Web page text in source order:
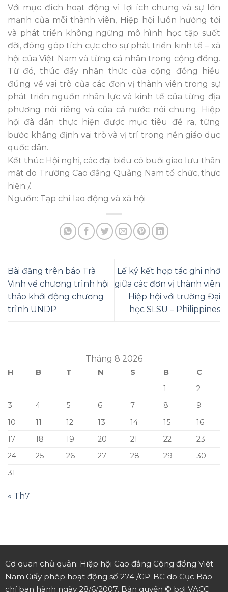
Với mục đích hoạt động vì lợi ích chung và sự lớn
mạnh của mỗi thành viên, Hiệp hội luôn hướng tới
và phát triển không ngừng mô hình học tập suốt
đời, đóng góp tích cực cho sự phát triển kinh tế – xã
hội của Việt Nam và từng cá nhân trong cộng đồng.
Từ đó, thúc đẩy nhận thức của cộng đồng hiểu
đúng về vai trò của các đơn vị thành viên trong sự
phát triển nguồn nhân lực và kinh tế của từng địa
phương nói riêng và của cả nước nói chung. Hiệp
hội đã dần thực hiện được mục tiêu đề ra, từng
bước khẳng định vai trò và vị trí trong nền giáo dục
quốc dân.
Kết thúc Hội nghị, các đại biểu có buổi giao lưu thân
mật do Trường Cao đẳng Quảng Nam tổ chức, thực
hiện./.
Nguồn: Tạp chí lao động và xã hội
Bài đăng trên báo Trà
Vinh về chương trình hội
thảo khởi động chương
trình UNDP
Lế ký kết hợp tác ghi nhớ
giữa các đơn vị thành viên
Hiệp hội với trường Đại
học SLSU – Philippines
Tháng 8 2026
H B T N S B
C
1
2
3
4 5 6 7 8
9
10
11 12 13 14 15
16
17
18 19 20 21 22
23
24
25 26 27 28 29
30
31
« Th7
Cơ quan chủ quản: Hiệp hội Cao đẳng Cộng đồng Việt
Nam.Giấy phép hoạt động số 274 /GP-BC do Cục Báo
chí ban hành ngày 28/6/2007. Bản quyền © bởi VACC